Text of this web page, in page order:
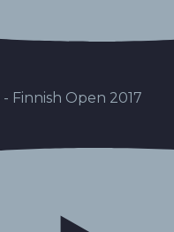
Finnish Open 2017